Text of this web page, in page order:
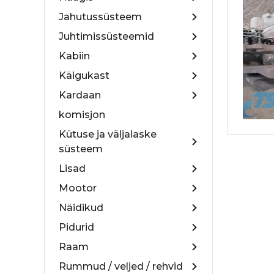
Jahutussüsteem
Juhtimissüsteemid
Kabiin
Käigukast
Kardaan
komisjon
Kütuse ja väljalaske
süsteem
Lisad
Mootor
Näidikud
Pidurid
Raam
Rummud / veljed / rehvid